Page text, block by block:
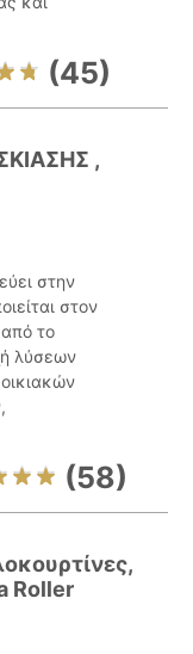
(45)
,
στην
στον
το
λύσεων
(58)
Roller